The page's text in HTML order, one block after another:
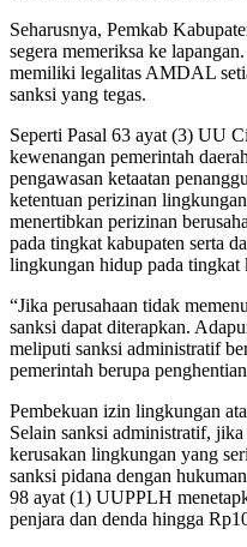
Seharusnya, Pemkab
segera memeriksa ke
memiliki legalitas AMDAL
sanksi yang tegas.
Seperti Pasal 63 ayat (3) UU
kewenangan pemerintah
pengawasan ketaatan
ketentuan perizinan
menertibkan perizinan
pada tingkat kabupaten serta
lingkungan hidup pada tingkat
“Jika perusahaan tidak
sanksi dapat diterapkan.
meliputi sanksi administratif
pemerintah berupa
Pembekuan izin lingkungan
Selain sanksi administratif,
kerusakan lingkungan yang
sanksi pidana dengan
98 ayat (1) UUPPLH
penjara dan denda hingga